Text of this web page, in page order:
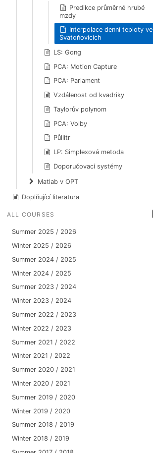
Predikce průměrné hrubé
mzdy
Interpolace denní teploty ve
Svatoňovicích
LS: Gong
PCA: Motion Capture
PCA: Parlament
Vzdálenost od kvadriky
Taylorův polynom
PCA: Volby
Půllitr
LP: Simplexová metoda
Doporučovací systémy
Matlab v OPT
Doplňující literatura
ALL COURSES
Summer 2025 / 2026
Winter 2025 / 2026
Summer 2024 / 2025
Winter 2024 / 2025
Summer 2023 / 2024
Winter 2023 / 2024
Summer 2022 / 2023
Winter 2022 / 2023
Summer 2021 / 2022
Winter 2021 / 2022
Summer 2020 / 2021
Winter 2020 / 2021
Summer 2019 / 2020
Winter 2019 / 2020
Summer 2018 / 2019
Winter 2018 / 2019